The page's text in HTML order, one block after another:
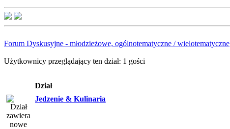
Forum Dyskusyjne - młodzieżowe, ogólnotematyczne / wielotematyczne
Użytkownicy przeglądający ten dział: 1 gości
Dział
Jedzenie & Kulinaria